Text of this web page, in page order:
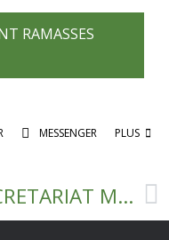
RAMASSES
MESSENGER PLUS
SECRETARIAT MAIRIE